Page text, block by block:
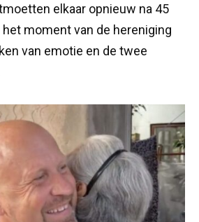
elkaar opnieuw na 45
het moment van de hereniging
van emotie en de twee